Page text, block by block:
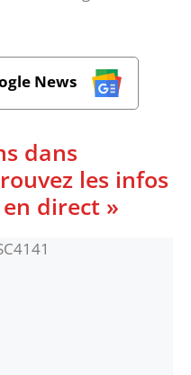
News
dans
les infos
direct »